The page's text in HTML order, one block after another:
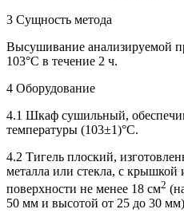
3 Сущность метода
Высушивание анализируемой
103°С в течение 2 ч.
4 Оборудование
4.1 Шкаф сушильный,
температуры (103±1)°С.
4.2 Тигель плоский,
металла или стекла, с
поверхности не менее 18 см2
50 мм и высотой от 25 до 30